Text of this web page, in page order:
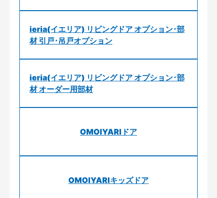
ieria(イエリア) リビングドア オプション･部
材 引戸･吊戸オプション
ieria(イエリア) リビングドア オプション･部
材 オーダー用部材
OMOIYARIドア
OMOIYARIキッズドア